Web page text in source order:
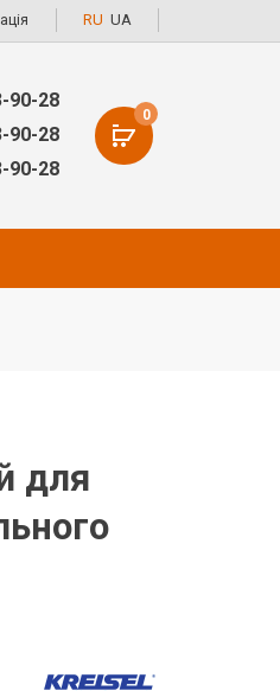
RU UA
90-28
90-28
90-28
0
для